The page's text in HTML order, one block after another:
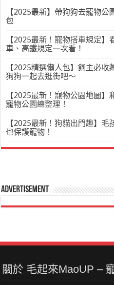
【2025最新】帶狗狗去寵物
包
【2025最新！寵物搭車規定
車、高鐵規定一次看！
【2025精選懶人包】飼主必
狗狗一起去逛街吧～
【2025最新！寵物公園地圖
寵物公園總整理！
【2025最新！狗貓出門趣】
也保護寵物！
Advertisement
關於 毛起來MaoUP –